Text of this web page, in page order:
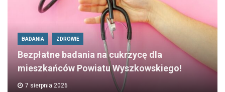
BADANIA ZDROWIE
Bezpłatne badania na cukrzycę dla
mieszkańców Powiatu Wyszkowskiego!
7 sierpnia 2026